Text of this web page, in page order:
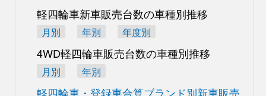
軽四輪車新車販売台数の車種別推移
月別 年別 年度別
4WD軽四輪車販売台数の車種別推移
月別 年別
軽四輪車・登録車合算ブランド別新車販売